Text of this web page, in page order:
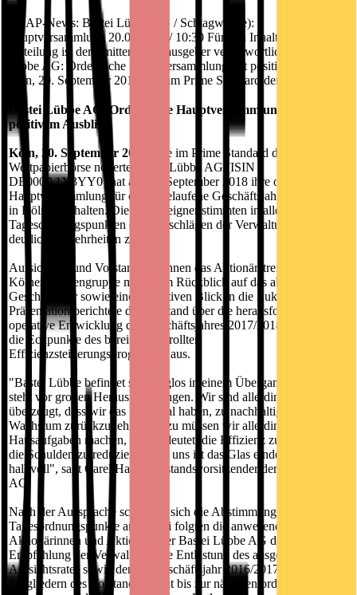
DGAP-News: Bastei Lübbe AG / Schlagwort(e):
Hauptversammlung 20.09.2018 / 10:30 Für den Inhalt der
Mitteilung ist der Emittent / Herausgeber verantwortlich. Bastei
Lübbe AG: Ordentliche Hauptversammlung mit positivem Ausblick
Köln, 20. September 2018. Die im Prime Standard der Frankfurter
Bastei Lübbe AG: Ordentliche Hauptversammlung mit
positivem Ausblick
Köln, 20. September 2018.
Die im Prime Standard der Frankfurter
Wertpapierbörse notierte Bastei Lübbe AG (ISIN
DE000A1X3YY0) hat am 19. September 2018 ihre ordentliche
Hauptversammlung für das abgelaufene Geschäftsjahr 2017/2018
in Köln abgehalten. Die Anteilseigner stimmten in allen
Tagesordnungspunkten den Vorschlägen der Verwaltung mit
deutlichen Mehrheiten zu.
Aufsichtsrat und Vorstand begannen das Aktionärstreffen der
Kölner Mediengruppe mit einem Rückblick auf das abgelaufene
Geschäftsjahr sowie einem positiven Blick in die Zukunft: In seiner
Präsentation berichtete der Vorstand über die herausfordernde
operative Entwicklung des Geschäftsjahres 2017/2018 und führte
die Eckpunkte des bereits ausgerollten
Effizienzsteigerungsprogramms aus.
"Bastei Lübbe befindet sich fraglos in einem Übergangsjahr und
steht vor großen Herausforderungen. Wir sind allerdings fest davon
überzeugt, dass wir das Potenzial haben, zu nachhaltigem
Wachstum zurückzukehren. Dazu müssen wir allerdings unsere
Hausaufgaben machen, was bedeutet, die Effizienz zu steigern und
die Schulden zu reduzieren. Für uns ist das Glas eindeutig
halbvoll", sagt Carel Halff, Vorstandsvorsitzender der Bastei Lübbe
AG.
Nach der Aussprache schlossen sich die Abstimmungen über die
Tagesordnungspunkte an. Dabei folgten die anwesenden
Aktionärinnen und Aktionäre der Bastei Lübbe AG der
Empfehlung der Verwaltung, die Entlastung des ausgeschiedenen
Aufsichtsrates sowie den im Geschäftsjahr 2016/2017 amtierenden
Mitgliedern des Vorstands erneut bis zur nächsten ordentlichen